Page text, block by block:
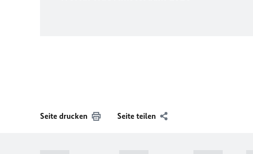
Seite drucken Seite teilen